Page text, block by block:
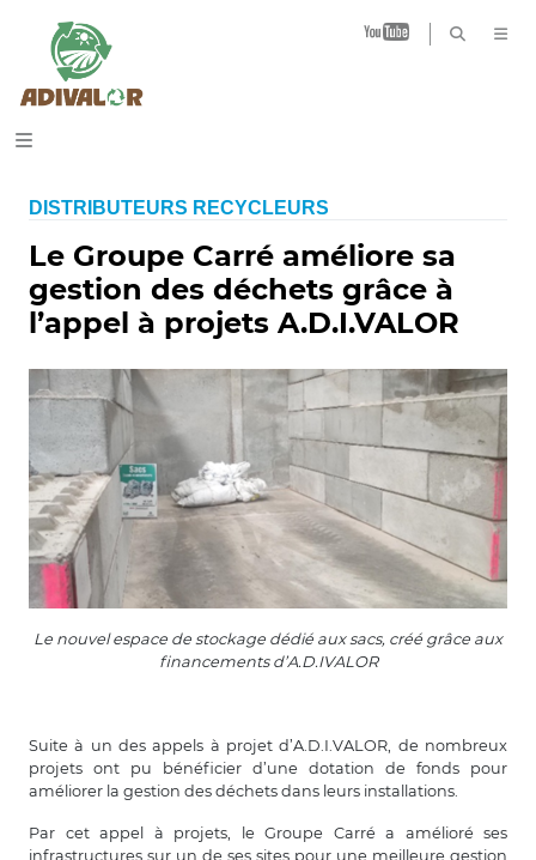
B
DISTRIBUTEURS RECYCLEURS
Le Groupe Carré améliore sa
gestion des déchets grâce à
l’appel à projets A.D.I.VALOR
Le nouvel espace de stockage dédié aux sacs, créé grâce aux
financements d’A.D.IVALOR
Suite à un des appels à projet d’A.D.I.VALOR, de nombreux
projets ont pu bénéficier d’une dotation de fonds pour
améliorer la gestion des déchets dans leurs installations.
Par cet appel à projets, le Groupe Carré a amélioré ses
infrastructures sur un de ses sites pour une meilleure gestion